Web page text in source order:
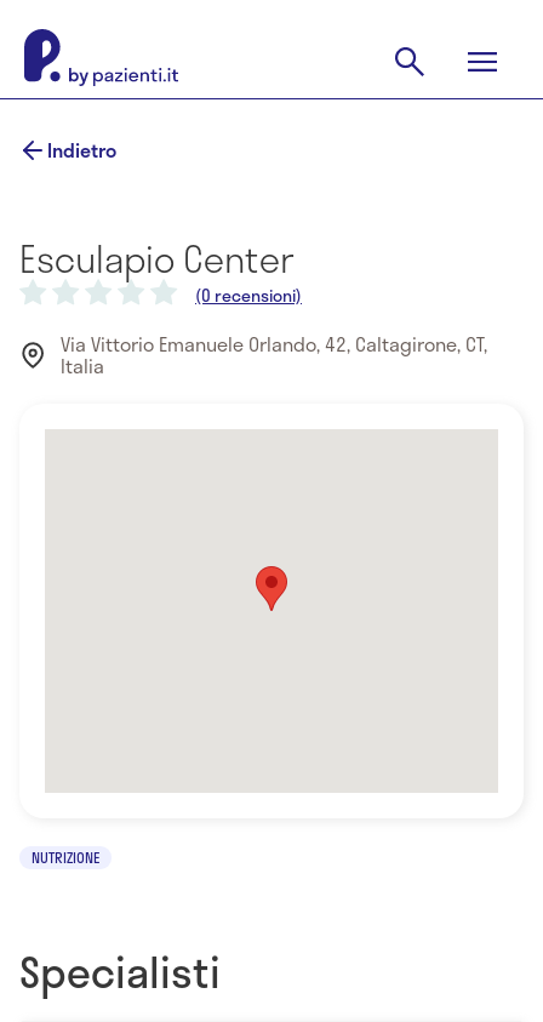
Indietro
Esculapio Center
(0 recensioni)
Via Vittorio Emanuele Orlando, 42, Caltagirone, CT,
Italia
NUTRIZIONE
Specialisti